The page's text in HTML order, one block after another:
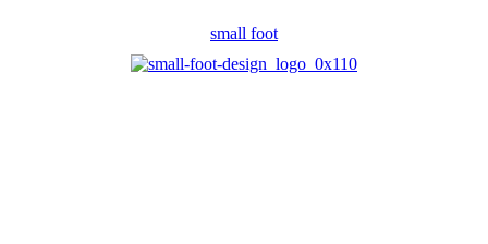
small foot